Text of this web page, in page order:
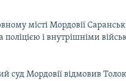
місті Мордовії
поліцією і внутрішніми
суд Мордовії відмовив